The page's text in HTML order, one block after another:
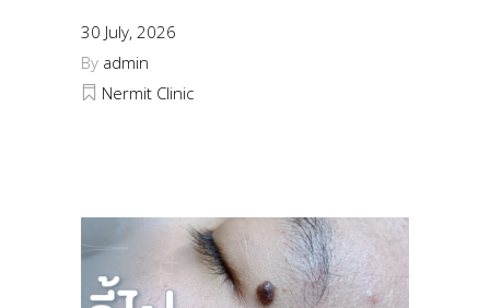
30 July, 2026
By admin
Nermit Clinic